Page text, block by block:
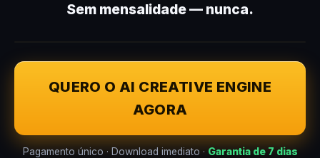
Sem mensalidade — nunca.
QUERO O AI CREATIVE ENGINE
AGORA
Pagamento único · Download imediato · Garantia de 7 dias